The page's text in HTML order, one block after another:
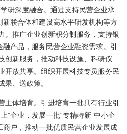
研深度融合。通过支持民营企业承
新联合体和建设高水平研发机构等方
。推广企业创新积分制服务，支持银
产品，服务民营企业融资需求。引
创新服务，推动科技设施、科研仪
开放共享。组织开展科技专员服务民
果、送政策。
主体培育。引进培育一批具有行业引
”企业，发展一批“专精特新”中小企
商户，推动一批优质民营企业发展成